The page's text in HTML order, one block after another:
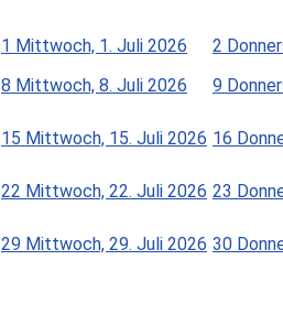
1 Mittwoch, 1. Juli 2026 2
8 Mittwoch, 8. Juli 2026 9
15 Mittwoch, 15. Juli 2026 16
22 Mittwoch, 22. Juli 2026 23
29 Mittwoch, 29. Juli 2026 30